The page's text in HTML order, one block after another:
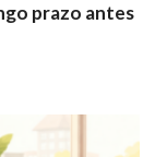
prazo antes